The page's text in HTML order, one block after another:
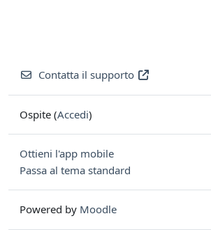
Contatta il supporto
Ospite (Accedi)
Ottieni l'app mobile
Passa al tema standard
Powered by Moodle